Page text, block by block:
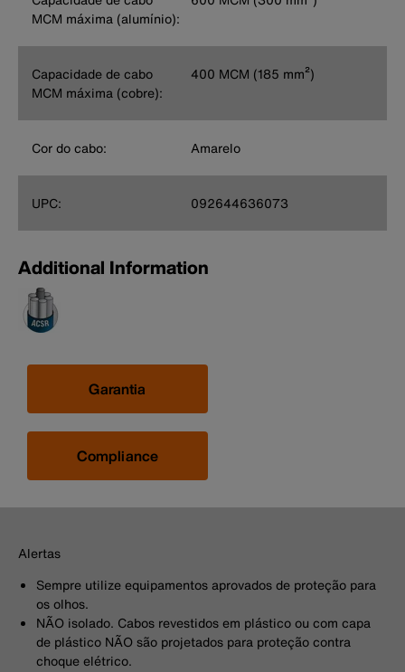
MCM máxima (alumínio):
Capacidade de cabo
MCM máxima (cobre):
400 MCM (185 mm²)
Cor do cabo: Amarelo
UPC: 092644636073
Additional Information
Garantia
Compliance
Alertas
Sempre utilize equipamentos aprovados de proteção para
os olhos.
NÃO isolado. Cabos revestidos em plástico ou com capa
de plástico NÃO são projetados para proteção contra
choque elétrico.